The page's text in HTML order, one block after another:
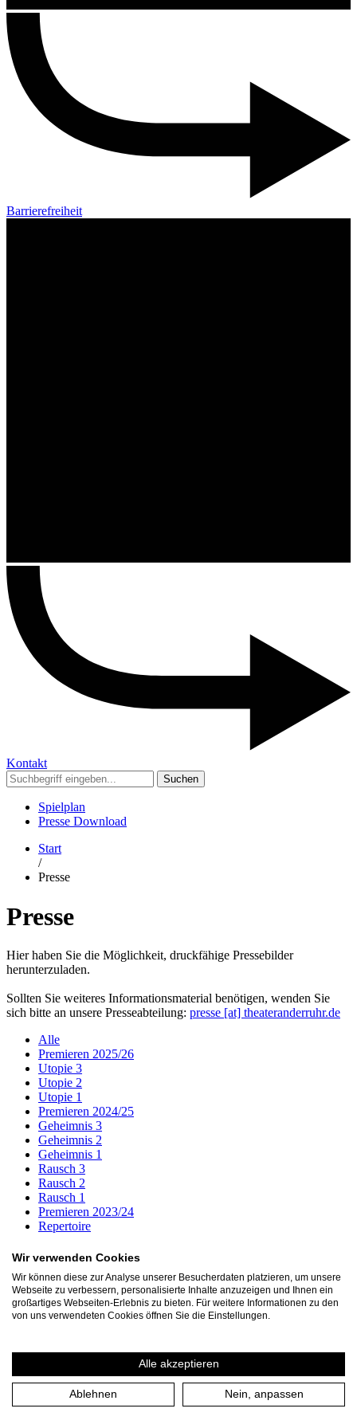
Barrierefreiheit
Kontakt
Suchen
Spielplan
Presse Download
Start
/
Presse
Presse
Hier haben Sie die Möglichkeit, druckfähige Pressebilder
herunterzuladen.
Sollten Sie weiteres Informationsmaterial benötigen, wenden Sie
sich bitte an unsere Presseabteilung: presse [​at​] theateranderruhr.de
Alle
Premieren 2025/26
Utopie 3
Utopie 2
Utopie 1
Premieren 2024/25
Geheimnis 3
Geheimnis 2
Geheimnis 1
Rausch 3
Rausch 2
Rausch 1
Premieren 2023/24
Repertoire
server (UA)
THEATER an der RUHR
Akazienallee 61
info [​at​] theateranderruhr.de
Wir verwenden Cookies
Wir können diese zur Analyse unserer Besucherdaten platzieren, um unsere
Webseite zu verbessern, personalisierte Inhalte anzuzeigen und Ihnen ein
großartiges Webseiten-Erlebnis zu bieten. Für weitere Informationen zu den
von uns verwendeten Cookies öffnen Sie die Einstellungen.
Alle akzeptieren
Ablehnen Nein, anpassen